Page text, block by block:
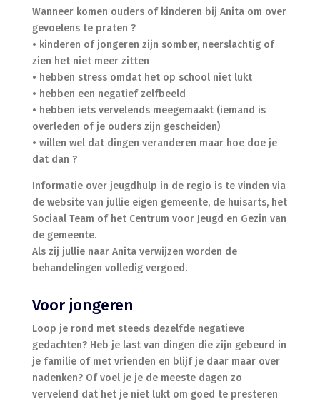
Wanneer komen ouders of kinderen bij Anita om over
gevoelens te praten ?
• kinderen of jongeren zijn somber, neerslachtig of
zien het niet meer zitten
• hebben stress omdat het op school niet lukt
• hebben een negatief zelfbeeld
• hebben iets vervelends meegemaakt (iemand is
overleden of je ouders zijn gescheiden)
• willen wel dat dingen veranderen maar hoe doe je
dat dan ?
Informatie over jeugdhulp in de regio is te vinden via
de website van jullie eigen gemeente, de huisarts, het
Sociaal Team of het Centrum voor Jeugd en Gezin van
de gemeente.
Als zij jullie naar Anita verwijzen worden de
behandelingen volledig vergoed.
Voor jongeren
Loop je rond met steeds dezelfde negatieve
gedachten? Heb je last van dingen die zijn gebeurd in
je familie of met vrienden en blijf je daar maar over
nadenken? Of voel je je de meeste dagen zo
vervelend dat het je niet lukt om goed te presteren